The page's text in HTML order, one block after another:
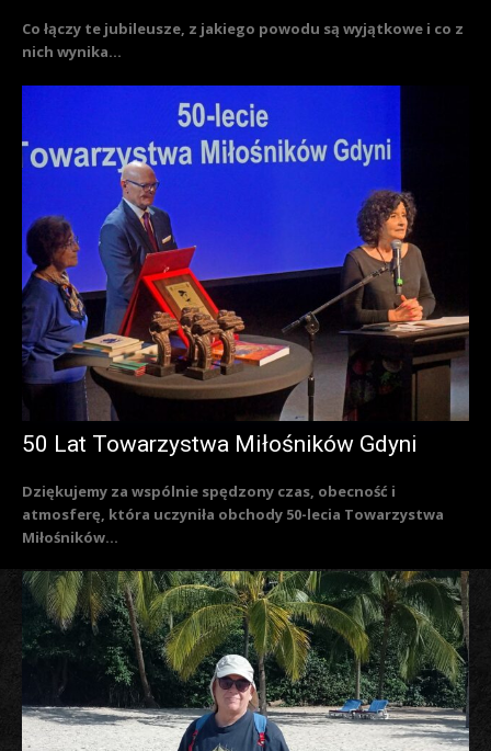
Co łączy te jubileusze, z jakiego powodu są wyjątkowe i co z
nich wynika...
50 Lat Towarzystwa Miłośników Gdyni
Dziękujemy za wspólnie spędzony czas, obecność i
atmosferę, która uczyniła obchody 50-lecia Towarzystwa
Miłośników...